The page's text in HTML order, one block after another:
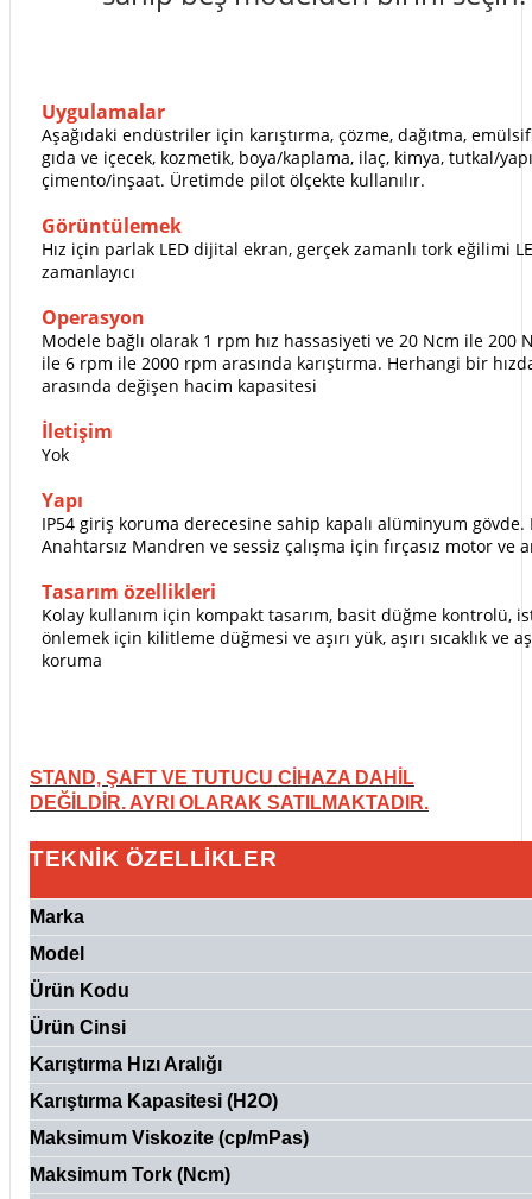
Uygulamalar
Aşağıdaki endüstriler için karıştırma, çözme, dağıtma,
gıda ve içecek, kozmetik, boya/kaplama, ilaç, kimya, tutkal/
çimento/inşaat. Üretimde pilot ölçekte kullanılır.
Görüntülemek
Hız için parlak LED dijital ekran, gerçek zamanlı tork eğilimi
zamanlayıcı
Operasyon
Modele bağlı olarak 1 rpm hız hassasiyeti ve 20 Ncm ile 200
ile 6 rpm ile 2000 rpm arasında karıştırma. Herhangi bir
arasında değişen hacim kapasitesi
İletişim
Yok
Yapı
IP54 giriş koruma derecesine sahip kapalı alüminyum
Anahtarsız Mandren ve sessiz çalışma için fırçasız motor ve
Tasarım özellikleri
Kolay kullanım için kompakt tasarım, basit düğme kontrolü,
önlemek için kilitleme düğmesi ve aşırı yük, aşırı sıcaklık ve
koruma
STAND, ŞAFT VE TUTUCU CİHAZA DAHİL
DEĞİLDİR. AYRI OLARAK SATILMAKTADIR.
TEKNİK ÖZELLİKLER
Marka
Model
Ürün Kodu
Ürün Cinsi
Karıştırma Hızı Aralığı
Karıştırma Kapasitesi (H2O)
Maksimum Viskozite (cp/mPas)
Maksimum Tork (Ncm)